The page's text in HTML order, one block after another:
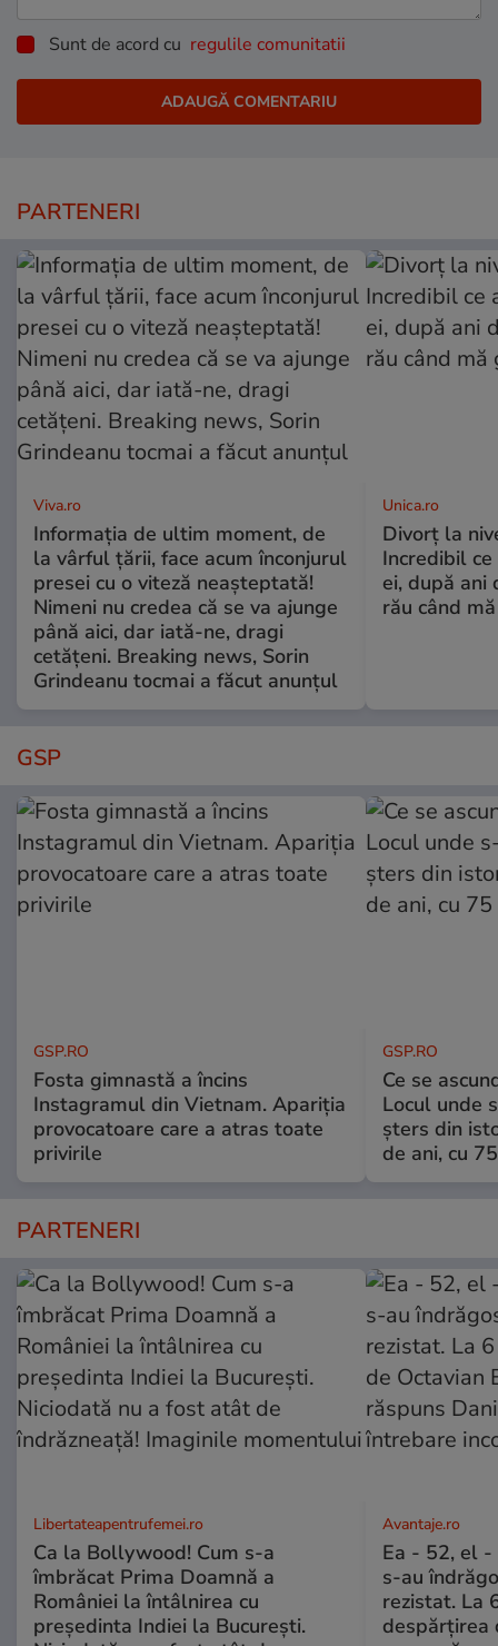
Sunt de acord cu regulile comunitatii
PARTENERI
Viva.ro
Informația de ultim moment, de
la vârful țării, face acum înconjurul
presei cu o viteză neașteptată!
Nimeni nu credea că se va ajunge
până aici, dar iată-ne, dragi
cetățeni. Breaking news, Sorin
Grindeanu tocmai a făcut anunțul
Unica.ro
Divorț la
Incredibil
ei, după ani
rău când
GSP
GSP.RO
Fosta gimnastă a încins
Instagramul din Vietnam. Apariția
provocatoare care a atras toate
privirile
GSP.RO
Ce se
Locul unde
șters din
de ani, cu
PARTENERI
Libertateapentrufemei.ro
Ca la Bollywood! Cum s-a
îmbrăcat Prima Doamnă a
României la întâlnirea cu
președinta Indiei la București.
Avantaje.ro
Ea - 52, el -
s-au
rezistat. La
despărțirea